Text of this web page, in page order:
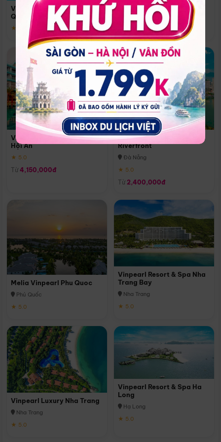
Vinpearl Resort & Spa Phu
Quoc
★ 5.0
Quoc
Phú Quốc
★ 5.0
Vinpearl Resort & Golf Nam
Hội An
★ 5.0
Từ 4,150,000đ
Melia Vinpearl Danang
Riverfront
Đà Nẵng
★ 5.0
Từ 2,400,000đ
Melia Vinpearl Phu Quoc
Phú Quốc
★ 5.0
Vinpearl Resort & Spa Nha
Trang Bay
Nha Trang
★ 5.0
Vinpearl Luxury Nha Trang
Nha Trang
★ 5.0
Vinpearl Resort & Spa Ha
Long
Hạ Long
★ 5.0